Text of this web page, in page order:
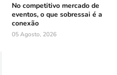
No competitivo mercado de
eventos, o que sobressai é a
conexão
05 Agosto, 2026